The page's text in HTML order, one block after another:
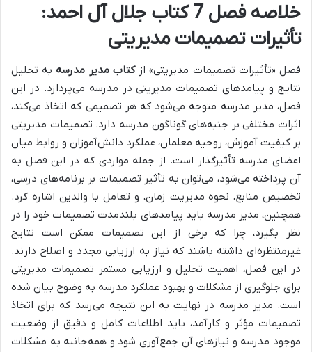
خلاصه فصل 7 کتاب جلال آل احمد:
تأثیرات تصمیمات مدیریتی
فصل «تأثیرات تصمیمات مدیریتی» ازکتاب مدیر مدرسه به تحلیل
نتایج و پیامدهای تصمیمات مدیریتی در مدرسه می‌پردازد. در این
فصل، مدیر مدرسه متوجه می‌شود کههر تصمیمی که اتخاذ می‌کند،
اثرات مختلفی بر جنبه‌های گوناگون مدرسه دارد. تصمیمات مدیریتی
بر کیفیت آموزش، روحیه معلمان، عملکرد دانش‌آموزان و روابط میان
اعضای مدرسه تأثیرگذار است. از جمله مواردی که در این فصل به
آن پرداخته می‌شود، می‌توان به تأثیر تصمیمات بر برنامه‌های درسی،
تخصیص منابع، نحوه مدیریت زمان، و تعامل با والدین اشاره کرد.
همچنین، مدیر مدرسه باید پیامدهای بلندمدت تصمیمات خود را در
نظر بگیرد، چرا که برخی از این تصمیمات ممکن است نتایج
غیرمنتظره‌ای داشته باشند که نیاز به ارزیابی مجدد و اصلاح دارند.
در این فصل، اهمیت تحلیل و ارزیابی مستمر تصمیمات مدیریتی
برای جلوگیری از مشکلات و بهبود عملکرد مدرسه به وضوح بیان شده
است. مدیر مدرسه در نهایت به این نتیجه می‌رسد که برای اتخاذ
تصمیمات مؤثر و کارآمد، باید اطلاعات کامل و دقیق از وضعیت
موجود مدرسه و نیازهای آن جمع‌آوری شود و همه‌جانبه به مشکلات